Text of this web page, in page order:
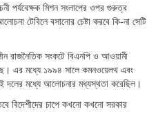
পর্যবেক্ষক মিশন সংলাপের ওপর গুরুত্ব
টেবিলে বসানোর চেষ্টা করবে কি-না সেটি
রাজনৈতিক সংকটে বিএনপি ও আওয়ামী
এর মধ্যে ১৯৯৪ সালে কমনওয়েলথ এবং
দলের মধ্যে আলোচনার মধ্যস্থতা করেছিল।
বিদেশীদের চাপে কখনো কখনো সরকার